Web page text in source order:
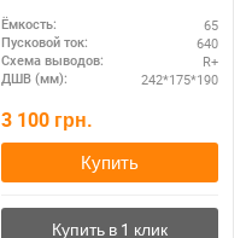
Ёмкость: 65
Пусковой ток: 640
Схема выводов: R+
ДШВ (мм): 242*175*190
3 100 грн.
Купить